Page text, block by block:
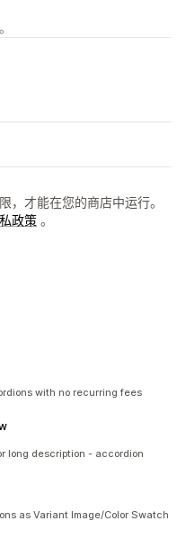
，才能在您的商店中运行。
政策 。
with no recurring fees
long description - accordion
as Variant Image/Color Swatch